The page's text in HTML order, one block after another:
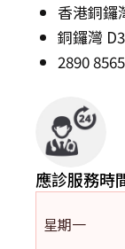
香港銅鑼
銅鑼灣
2890 8565
應診服務時
星期一